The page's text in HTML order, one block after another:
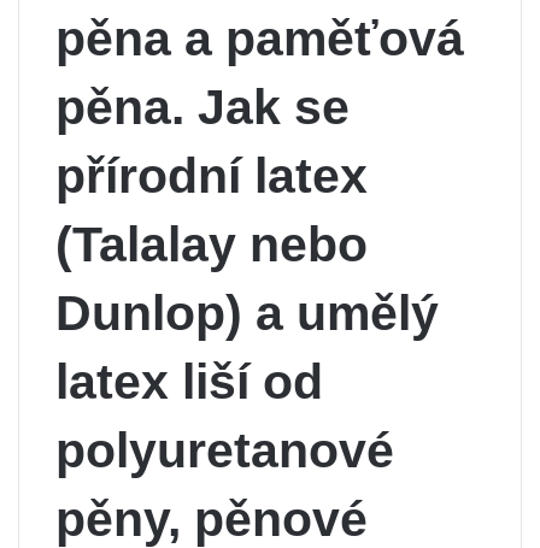
pěna a paměťová
pěna. Jak se
přírodní latex
(Talalay nebo
Dunlop) a umělý
latex liší od
polyuretanové
pěny, pěnové